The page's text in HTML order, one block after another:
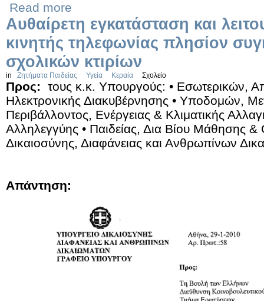
Read more
Αυθαίρετη εγκατάσταση και
κινητής τηλεφωνίας πλησίον
σχολικών κτιρίων
in Ζητήματα Παιδείας Υγεία Κεραία Σχολείο
Προς:
τους κ.κ. Υπουργούς: • Εσωτερικών,
Ηλεκτρονικής Διακυβέρνησης • Υποδομών,
Περιβάλλοντος, Ενέργειας & Κλιματικής
Αλληλεγγύης • Παιδείας, Δια Βίου Μάθησης
Δικαιοσύνης, Διαφάνειας και Ανθρωπίνων
Απάντηση: